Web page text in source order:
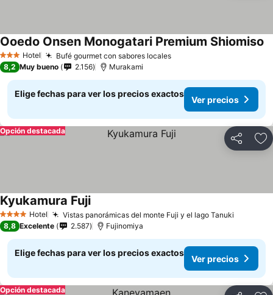
3 Estrellas
Hotel Bufé gourmet con sabores localesVer precios
Ooedo Onsen Monogatari Premium Shiomiso
8,2 Muy bueno 2.156 Murakami
Elige fechas para ver los precios exactos
Ver precios
Compartir
Opción destacada
4 EstrellasHotel Vistas panorámicas del monte Fuji y el lago Tanuki
Kyukamura FujiVer precios
8,8 Excelente 2.587 Fujinomiya
Elige fechas para ver los precios exactos
Ver precios
Opción destacada